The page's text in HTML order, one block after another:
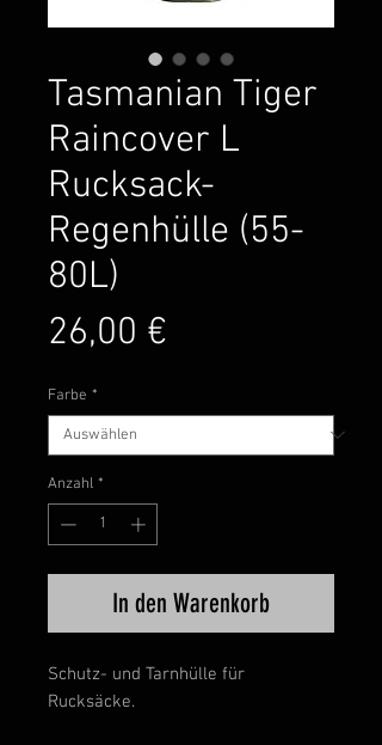
Tasmanian Tiger
Raincover L
Rucksack-
Regenhülle (55-
80L)
26,00 €
Farbe *
Anzahl *
In den Warenkorb
Schutz- und Tarnhülle für
Rucksäcke.